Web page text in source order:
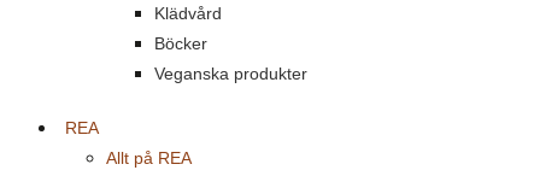
Klädvård
Böcker
Veganska produkter
REA
Allt på REA